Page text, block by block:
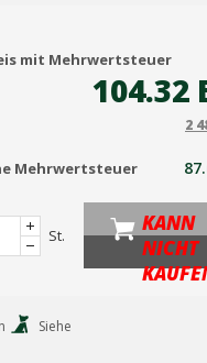
mit Mehrwertsteuer
104.32
2
Mehrwertsteuer
St.
KANN
NICHT
Siehe